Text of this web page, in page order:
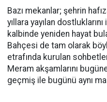
Bazı mekanlar; şehrin
yıllara yayılan
kalbinde yeniden hayat
Bahçesi de tam olarak
etrafında kurulan
Meram akşamlarını
geçmiş ile bugünü aynı